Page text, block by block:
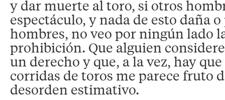
y dar muerte al toro, si otros
espectáculo, y nada de esto daña
hombres, no veo por ningún lado
prohibición. Que alguien
un derecho y que, a la vez, hay
corridas de toros me parece fruto
desorden estimativo.